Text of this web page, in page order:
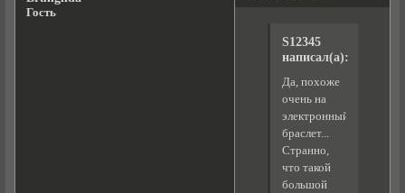
Гость
S12345
написал(а):
Да, похоже
очень на
электронный
браслет...
Странно,
что такой
большой